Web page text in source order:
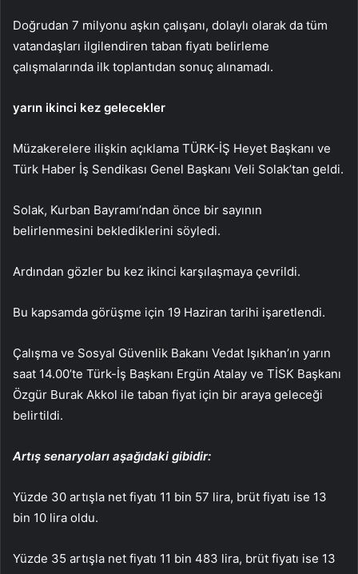
Doğrudan 7 milyonu aşkın çalışanı, dolaylı olarak da tüm
vatandaşları ilgilendiren taban fiyatı belirleme
çalışmalarında ilk toplantıdan sonuç alınamadı.
yarın ikinci kez gelecekler
Müzakerelere ilişkin açıklama TÜRK-İŞ Heyet Başkanı ve
Türk Haber İş Sendikası Genel Başkanı Veli Solak’tan geldi.
Solak, Kurban Bayramı’ndan önce bir sayının
belirlenmesini beklediklerini söyledi.
Ardından gözler bu kez ikinci karşılaşmaya çevrildi.
Bu kapsamda görüşme için 19 Haziran tarihi işaretlendi.
Çalışma ve Sosyal Güvenlik Bakanı Vedat Işıkhan’ın yarın
saat 14.00’te Türk-İş Başkanı Ergün Atalay ve TİSK Başkanı
Özgür Burak Akkol ile taban fiyat için bir araya geleceği
belirtildi.
Artış senaryoları aşağıdaki gibidir:
Yüzde 30 artışla net fiyatı 11 bin 57 lira, brüt fiyatı ise 13
bin 10 lira oldu.
Yüzde 35 artışla net fiyatı 11 bin 483 lira, brüt fiyatı ise 13